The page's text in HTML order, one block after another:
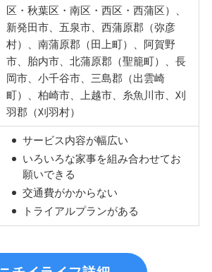
区・秋葉区・南区・西区・西蒲区）、
新発田市、五泉市、西蒲原郡（弥彦
村）、南蒲原郡（田上町）、阿賀野
市、胎内市、北蒲原郡（聖籠町）、長
岡市、小千谷市、三島郡（出雲崎
町）、柏崎市、上越市、糸魚川市、刈
羽郡（刈羽村）
サービス内容が幅広い
いろいろな家事を組み合わせてお
願いできる
交通費がかからない
トライアルプランがある